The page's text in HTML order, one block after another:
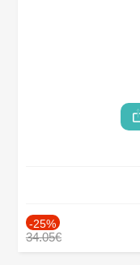
-25%
34.05€